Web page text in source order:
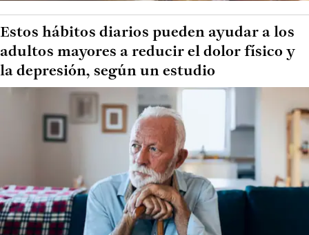
Estos hábitos diarios pueden ayudar a los
adultos mayores a reducir el dolor físico y
la depresión, según un estudio